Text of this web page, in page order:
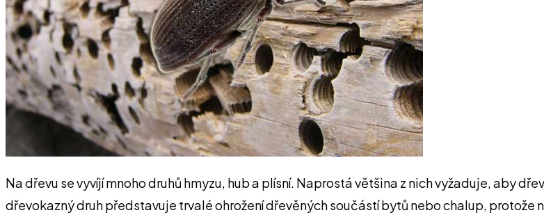
Na dřevu se vyvíjí mnoho druhů hmyzu, hub a plísní. Naprostá většina z nich vyžaduje, aby
dřevokazný druh představuje trvalé ohrožení dřevěných součástí bytů nebo chalup, protože